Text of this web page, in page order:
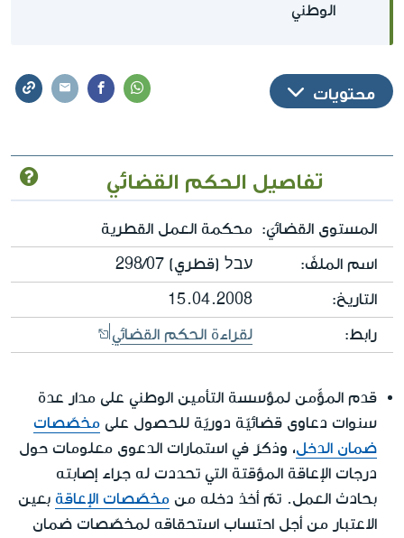
الوطني
محتويات
تفاصيل الحكم القضائي
المستوى القضائيّ: محكمة العمل القطرية
اسم الملفّ: עבל (قطري) 298/07
التاريخ: 15.04.2008
رابط: لقراءة الحكم القضائي
قدم المؤّمن لمؤسسة التأمين الوطني على مدار عدة
سنوات دعاوى قضائيّة دوريّة للحصول على مخصّصات
ضمان الدخل، وذكرَ في استمارات الدعوى معلومات حول
درجات الإعاقة المؤقتة التي تحددت له جراء إصابته
بحادث العمل. تمّ أخذ دخله من مخصّصات الإعاقة بعين
الاعتبار من أجل احتساب استحقاقه لمخصّصات ضمان